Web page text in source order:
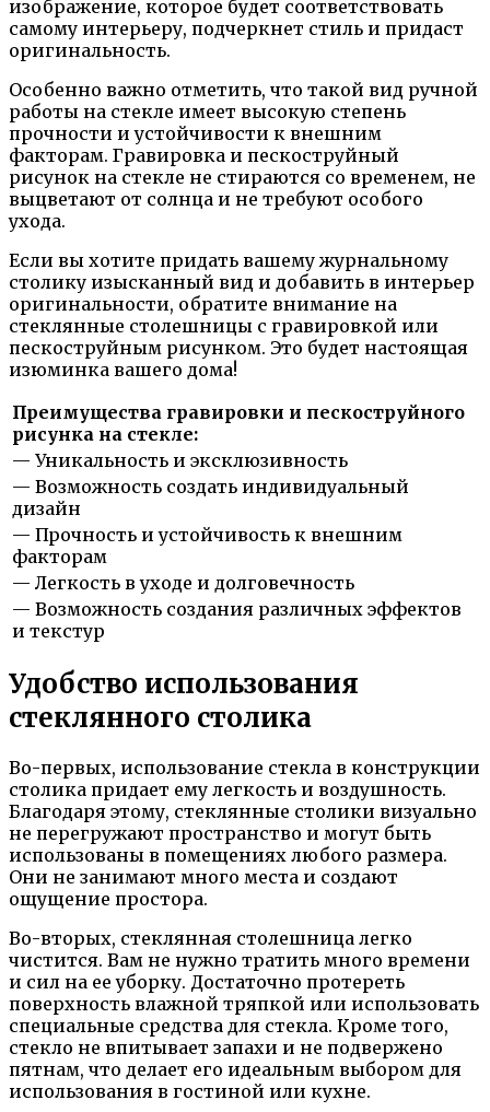
изображение, которое будет соответствовать
самому интерьеру, подчеркнет стиль и придаст
оригинальность.
Особенно важно отметить, что такой вид ручной
работы на стекле имеет высокую степень
прочности и устойчивости к внешним
факторам. Гравировка и пескоструйный
рисунок на стекле не стираются со временем, не
выцветают от солнца и не требуют особого
ухода.
Если вы хотите придать вашему журнальному
столику изысканный вид и добавить в интерьер
оригинальности, обратите внимание на
стеклянные столешницы с гравировкой или
пескоструйным рисунком. Это будет настоящая
изюминка вашего дома!
Преимущества гравировки и пескоструйного
рисунка на стекле:
— Уникальность и эксклюзивность
— Возможность создать индивидуальный
дизайн
— Прочность и устойчивость к внешним
факторам
— Легкость в уходе и долговечность
— Возможность создания различных эффектов
и текстур
Удобство использования
стеклянного столика
Во-первых, использование стекла в конструкции
столика придает ему легкость и воздушность.
Благодаря этому, стеклянные столики визуально
не перегружают пространство и могут быть
использованы в помещениях любого размера.
Они не занимают много места и создают
ощущение простора.
Во-вторых, стеклянная столешница легко
чистится. Вам не нужно тратить много времени
и сил на ее уборку. Достаточно протереть
поверхность влажной тряпкой или использовать
специальные средства для стекла. Кроме того,
стекло не впитывает запахи и не подвержено
пятнам, что делает его идеальным выбором для
использования в гостиной или кухне.